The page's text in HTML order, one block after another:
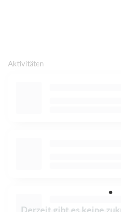
Aktivitäten
Derzeit gibt es keine